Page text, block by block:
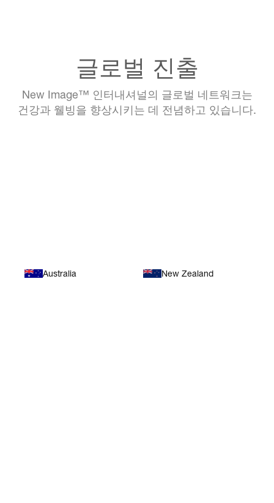
글로벌 진출
New Image™ 인터내셔널의 글로벌 네트워크는
건강과 웰빙을 향상시키는 데 전념하고 있습니다.
Australia New Zealand